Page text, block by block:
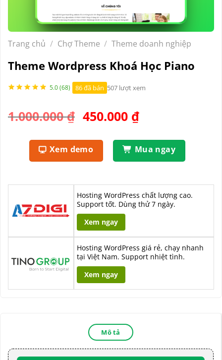
Trang chủ / Chợ Theme / Theme doanh nghiệp
Theme Wordpress Khoá Học Piano
5.0 (68) 86 đã bán 507 lượt xem
1.000.000₫ Giá
là:
1.000.000 ₫.
450.000 ₫Giá
tại
là:
Xem demo Mua ngay
Hosting WordPress chất lượng cao.
Support tốt. Dùng thử 7 ngày.
Xem ngay
Hosting WordPress giá rẻ, chạy nhanh
tại Việt Nam. Support nhiệt tình.
Xem ngay
Mô tả